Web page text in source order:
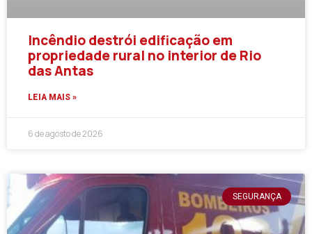
Incêndio destrói edificação em
propriedade rural no interior de Rio
das Antas
LEIA MAIS »
6 de agosto de 2026
SEGURANÇA